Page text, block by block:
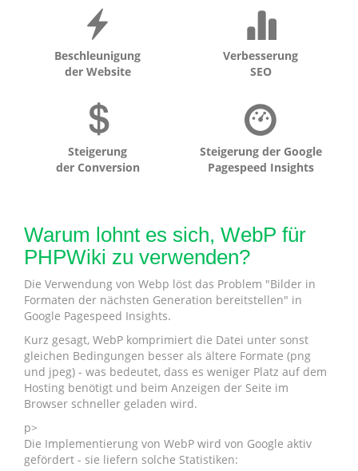
Beschleunigung
der Website
Verbesserung
SEO
Steigerung
der Conversion
Steigerung der Google
Pagespeed Insights
Warum lohnt es sich, WebP für
PHPWiki zu verwenden?
Die Verwendung von Webp löst das Problem "Bilder in
Formaten der nächsten Generation bereitstellen" in
Google Pagespeed Insights.
Kurz gesagt, WebP komprimiert die Datei unter sonst
gleichen Bedingungen besser als ältere Formate (png
und jpeg) - was bedeutet, dass es weniger Platz auf dem
Hosting benötigt und beim Anzeigen der Seite im
Browser schneller geladen wird.
p>
Die Implementierung von WebP wird von Google aktiv
gefördert - sie liefern solche Statistiken: